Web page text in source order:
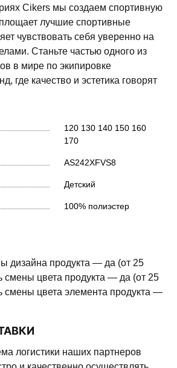
Cikers мы создаем спортивную
лучшие спортивные
чувствовать себя уверенно на
Станьте частью одного из
в мире по экипировке
где качество и эстетика говорят
120130140150160
170
AS242XFVS8
Детский
100% полиэстер
дизайна продукта — да (от 25
смены цвета продукта — да (от 25
смены цвета элемента продукта —
логистики наших партнеров